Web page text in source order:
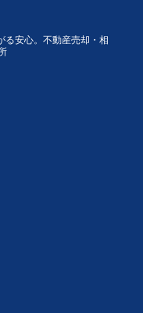
安心。不動産売却・相